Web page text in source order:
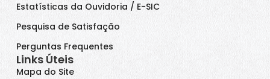
Estatísticas da Ouvidoria / E-SIC
Pesquisa de Satisfação
Perguntas Frequentes
Links Úteis
Mapa do Site